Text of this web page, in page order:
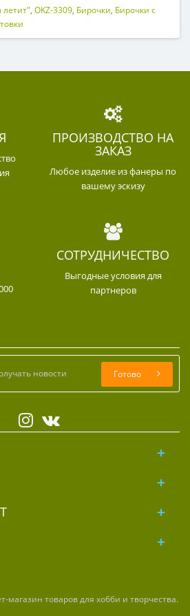
, OKZ-3309, Бирочки, Бирочки с
ПРОИЗВОДСТВО НА
ЗАКАЗ
Любое изделие из фанеры по
вашему эскизу
СОТРУДНИЧЕСТВО
Выгодные условия для
партнеров
Готово
магазин товаров для хобби и творчества.